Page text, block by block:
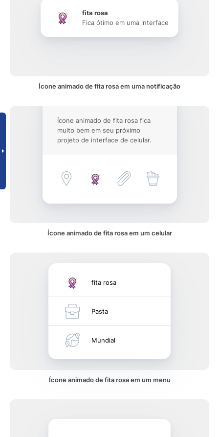
fita rosa
Fica ótimo em uma interface
Ícone animado de fita rosa em uma notificação
Ícone animado de fita rosa fica
muito bem em seu próximo
projeto de interface de celular.
Ícone animado de fita rosa em um celular
fita rosa
Pasta
Mundial
Ícone animado de fita rosa em um menu